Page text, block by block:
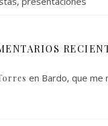
en Bardo, que me